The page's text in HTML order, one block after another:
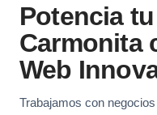
Potencia
Carmonita
Web
Trabajamos con